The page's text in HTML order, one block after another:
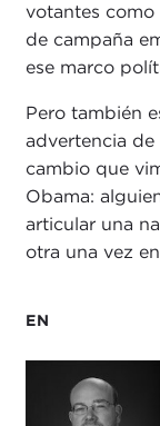
EN
Nikolas K.
votantes como
de campaña
ese marco
Pero también
advertencia de
cambio que
Obama:
articular una
otra una vez